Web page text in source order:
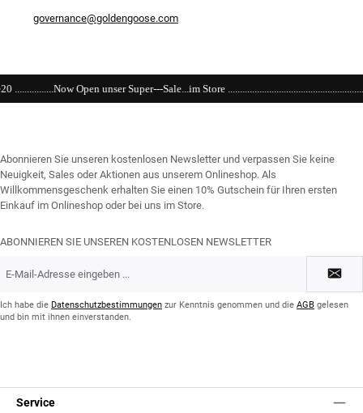
governance@goldengoose.com
unser Super---Sale...im Store
Abonnieren Sie unseren kostenlosen Newsletter und verpassen Sie keine
Neuigkeit, Sales oder Aktionen aus unserem Onlineshop. Als
Willkommensgeschenk erhalten Sie einen 10% Gutschein für Ihren ersten
Einkauf im Onlineshop oder bei uns im Store.
ABONNIEREN SIE UNSEREN KOSTENLOSEN NEWSLETTER
Mail-
*Ich habe die Datenschutzbestimmungen zur Kenntnis genommen und die AGB gelesen
und bin mit ihnen einverstanden.
Service